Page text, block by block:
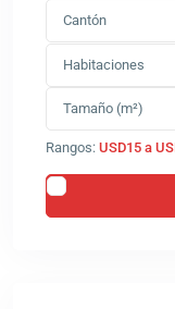
Cantón
Habitaciones
Rangos: USD15 a